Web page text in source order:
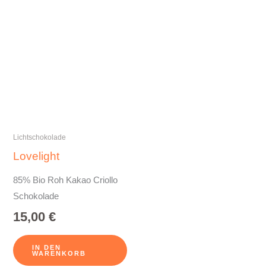
Lichtschokolade
Lovelight
85% Bio Roh Kakao Criollo
Schokolade
15,00€
IN DEN
WARENKORB